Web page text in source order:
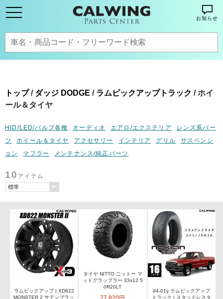
お知らせ
トップ/ ダッジ DODGE / ラムピックアップトラック / ホイ
ール＆タイヤ
HID/LED/バルブ各種 オーディオ エアロ/エクステリア
レンズ系パー
ツ
ホイール＆タイヤ アクセサリー インテリア グリル
サスペンシ
ョン
マフラー メンテナンス/純正パーツ
10 アイテム
ラムピックアップ | XD822
MONSTER 2 サテンブラッ
タイヤ NITTO ニットー マ
ッドグラップラー 33x12.5
0R20LT
94-01y ラムピックアップ
トラック | スタッドレスタ